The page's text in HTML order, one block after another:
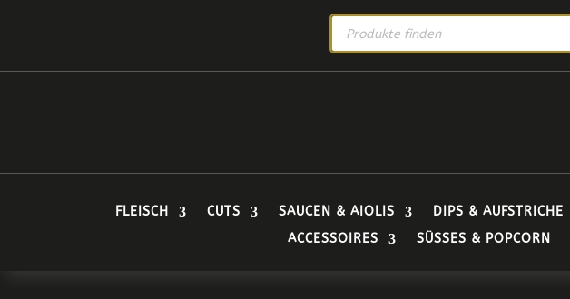
PRODUCTS
SEARCH
FLEISCH CUTS SAUCEN & AIOLIS DIPS & AUFSTRICHE
ACCESSOIRES
SÜSSES & POPCORN